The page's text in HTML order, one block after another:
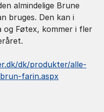
almindelige Brune
bruges. Den kan i
og Føtex, kommer i fler
dk/produkter/alle-
farin.aspx